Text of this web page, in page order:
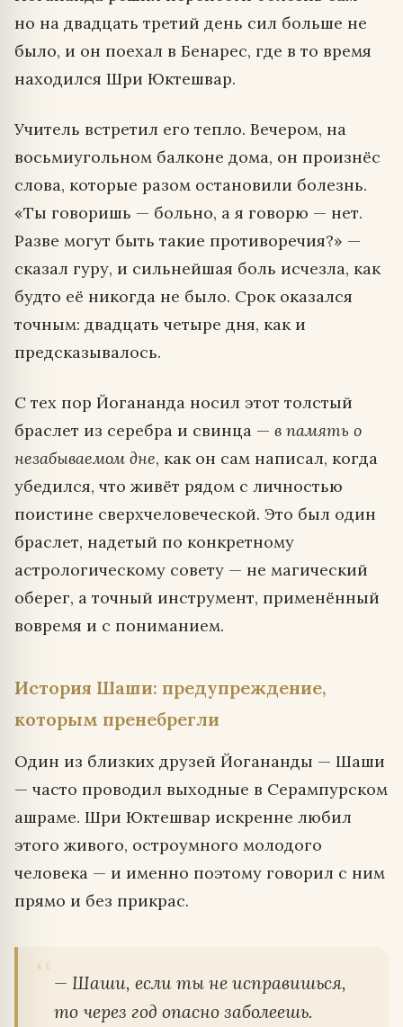
но на двадцать третий день сил больше не
было, и он поехал в Бенарес, где в то время
находился Шри Юктешвар.
Учитель встретил его тепло. Вечером, на
восьмиугольном балконе дома, он произнёс
слова, которые разом остановили болезнь.
«Ты говоришь — больно, а я говорю — нет.
Разве могут быть такие противоречия?» —
сказал гуру, и сильнейшая боль исчезла, как
будто её никогда не было. Срок оказался
точным: двадцать четыре дня, как и
предсказывалось.
С тех пор Йогананда носил этот толстый
браслет из серебра и свинца — в память о
незабываемом дне, как он сам написал, когда
убедился, что живёт рядом с личностью
поистине сверхчеловеческой. Это был один
браслет, надетый по конкретному
астрологическому совету — не магический
оберег, а точный инструмент, применённый
вовремя и с пониманием.
История Шаши: предупреждение,
которым пренебрегли
Один из близких друзей Йогананды — Шаши
— часто проводил выходные в Серампурском
ашраме. Шри Юктешвар искренне любил
этого живого, остроумного молодого
человека — и именно поэтому говорил с ним
прямо и без прикрас.
— Шаши, если ты не исправишься,
то через год опасно заболеешь.